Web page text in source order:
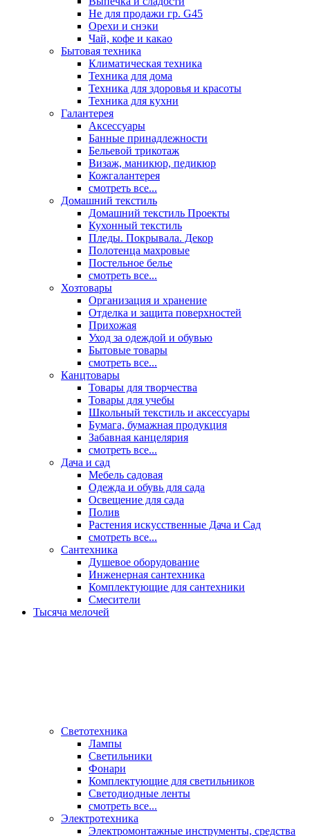
Не для продажи гр. G45
Орехи и снэки
Чай, кофе и какао
Бытовая техника
Климатическая техника
Техника для дома
Техника для здоровья и красоты
Техника для кухни
Галантерея
Аксессуары
Банные принадлежности
Бельевой трикотаж
Визаж, маникюр, педикюр
Кожгалантерея
смотреть все...
Домашний текстиль
Домашний текстиль Проекты
Кухонный текстиль
Пледы. Покрывала. Декор
Полотенца махровые
Постельное белье
смотреть все...
Хозтовары
Организация и хранение
Отделка и защита поверхностей
Прихожая
Уход за одеждой и обувью
Бытовые товары
смотреть все...
Канцтовары
Товары для творчества
Товары для учебы
Школьный текстиль и аксессуары
Бумага, бумажная продукция
Забавная канцелярия
смотреть все...
Дача и сад
Мебель садовая
Одежда и обувь для сада
Освещение для сада
Полив
Растения искусственные Дача и Сад
смотреть все...
Сантехника
Душевое оборудование
Инженерная сантехника
Комплектующие для сантехники
Смесители
Тысяча мелочей
Светотехника
Лампы
Светильники
Фонари
Комплектующие для светильников
Светодиодные ленты
смотреть все...
Электротехника
Электромонтажные инструменты, средства